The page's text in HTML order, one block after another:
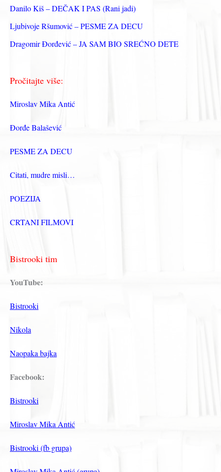
Danilo Kiš – DEČAK I PAS (Rani jadi)
Ljubivoje Ršumović – PESME ZA DECU
Dragomir Đorđević – JA SAM BIO SREĆNO DETE
Pročitajte više:
Miroslav Mika Antić
Đorđe Balašević
PESME ZA DECU
Citati, mudre misli…
POEZIJA
CRTANI FILMOVI
Bistrooki tim
YouTube:
Bistrooki
Nikola
Naopaka bajka
Facebook:
Bistrooki
Miroslav Mika Antić
Bistrooki (fb grupa)